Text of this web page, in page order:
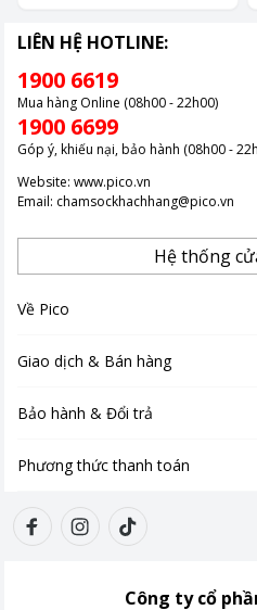
LIÊN HỆ HOTLINE:
1900 6619
Mua hàng Online (08h00 - 22h00)
1900 6699
Góp ý, khiếu nại, bảo hành (08h00 -
Website: www.pico.vn
Email: chamsockhachhang@pico.vn
Hệ thống
Về Pico
Giao dịch & Bán hàng
Bảo hành & Đổi trả
Phương thức thanh toán
Công ty cổ